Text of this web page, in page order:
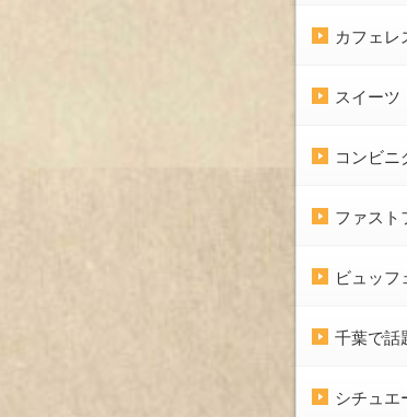
カフェレ
スイーツ
コンビニ
ファスト
ビュッフ
千葉で話
シチュエ